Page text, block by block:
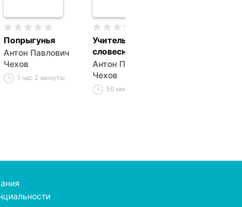
Попрыгунья
Антон Павлович
Чехов
1 час 2 минуты
Учитель
словесности
Антон Павлович
Чехов
56 минут